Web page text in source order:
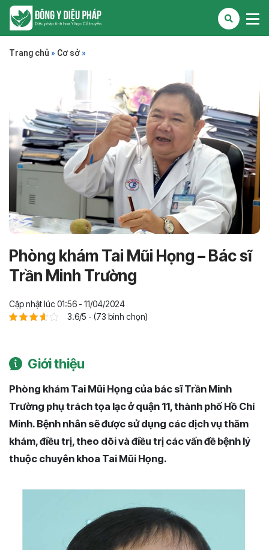
Trang chủ » Cơ sở »
Phòng khám Tai Mũi Họng – Bác sĩ
Trần Minh Trường
Cập nhật lúc 01:56 - 11/04/2024
3.6/5 - (73 bình chọn)
Giới thiệu
Phòng khám Tai Mũi Họng của bác sĩ Trần Minh
Trường phụ trách tọa lạc ở quận 11, thành phố Hồ Chí
Minh. Bệnh nhân sẽ được sử dụng các dịch vụ thăm
khám, điều trị, theo dõi và điều trị các vấn đề bệnh lý
thuộc chuyên khoa Tai Mũi Họng.